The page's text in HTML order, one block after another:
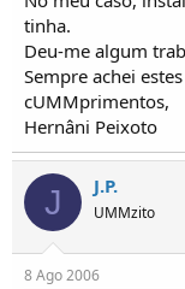
tinha.
Deu-me algum
Sempre achei
cUMMprimentos,
Hernâni Peixoto
J J.P.
UMMzito
8 Ago 2006